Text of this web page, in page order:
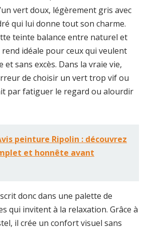
vert doux, légèrement gris avec
qui lui donne tout son charme.
teinte balance entre naturel et
idéale pour ceux qui veulent
et sans excès. Dans la vraie vie,
de choisir un vert trop vif ou
par fatiguer le regard ou alourdir
peinture Ripolin : découvrez
et honnête avant
donc dans une palette de
qui invitent à la relaxation. Grâce à
il crée un confort visuel sans